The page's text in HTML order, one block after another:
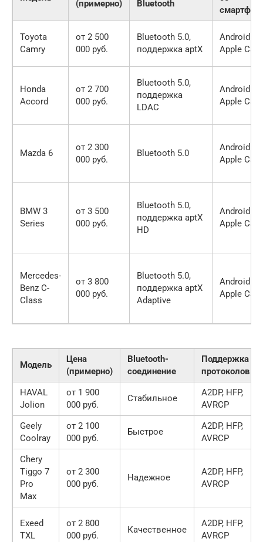
(примерно) Bluetooth
Toyota
Camry
от 2 500
000 руб.
Bluetooth 5.0,
поддержка aptX
Android
Apple
Honda
Accord
от 2 700
000 руб.
Bluetooth 5.0,
поддержка
LDAC
Android
Apple
Mazda 6
от 2 300
000 руб.
Bluetooth 5.0
Android
Apple
BMW 3
Series
от 3 500
000 руб.
Bluetooth 5.0,
поддержка aptX
HD
Android
Apple
Mercedes-
Benz C-
Class
от 3 800
000 руб.
Bluetooth 5.0,
поддержка aptX
Adaptive
Android
Apple
Модель
Цена
(примерно)
Bluetooth-
соединение
Поддержка
протоколов
HAVAL
Jolion
от 1 900
000 руб.
Стабильное
A2DP, HFP,
AVRCP
Geely
Coolray
от 2 100
000 руб.
Быстрое
A2DP, HFP,
AVRCP
Chery
Tiggo 7
Pro
Max
от 2 300
000 руб.
Надежное
A2DP, HFP,
AVRCP
Exeed
TXL
от 2 800
000 руб.
Качественное
A2DP, HFP,
AVRCP